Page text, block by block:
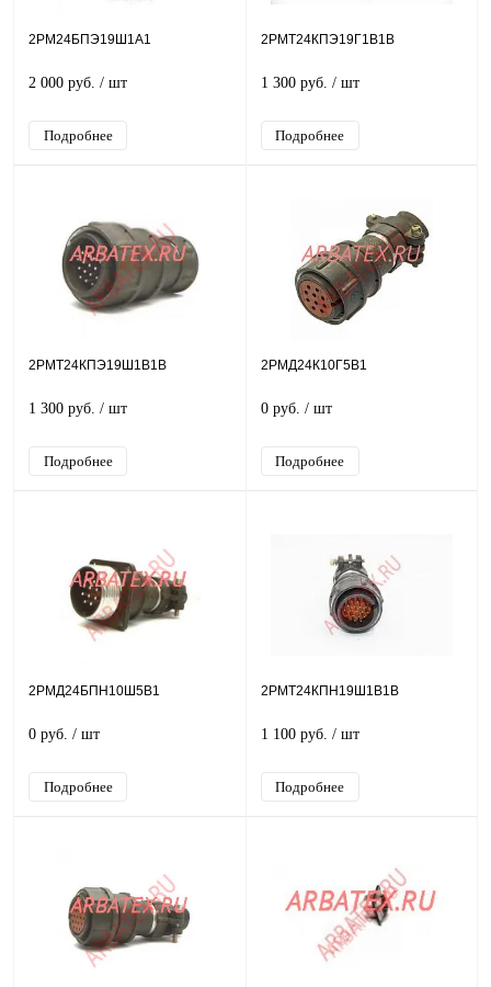
2РМ24БПЭ19Ш1А1
2 000 руб. / шт
Подробнее
2РМТ24КПЭ19Г1В1В
1 300 руб. / шт
Подробнее
2РМТ24КПЭ19Ш1В1В
1 300 руб. / шт
Подробнее
2РМД24К10Г5В1
0 руб. / шт
Подробнее
2РМД24БПН10Ш5В1
0 руб. / шт
Подробнее
2РМТ24КПН19Ш1В1В
1 100 руб. / шт
Подробнее